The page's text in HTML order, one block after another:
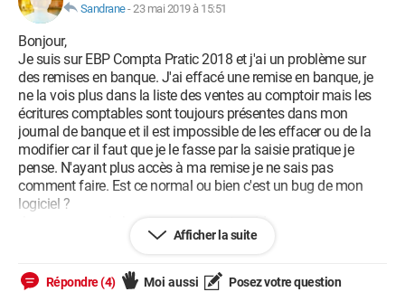
Sandrane-23 mai 2019 à 15:51
Bonjour,
Je suis sur EBP Compta Pratic 2018 et j'ai un problème sur
des remises en banque. J'ai effacé une remise en banque, je
ne la vois plus dans la liste des ventes au comptoir mais les
écritures comptables sont toujours présentes dans mon
journal de banque et il est impossible de les effacer ou de la
modifier car il faut que je le fasse par la saisie pratique je
pense. N'ayant plus accès à ma remise je ne sais pas
comment faire. Est ce normal ou bien c'est un bug de mon
logiciel ?
Je vous remercie beaucoup pour votre aide.
Configuration:Windows / Chrome 74.0.3729.157
Afficher la suite
Répondre (4) Moi aussi Posez votre question